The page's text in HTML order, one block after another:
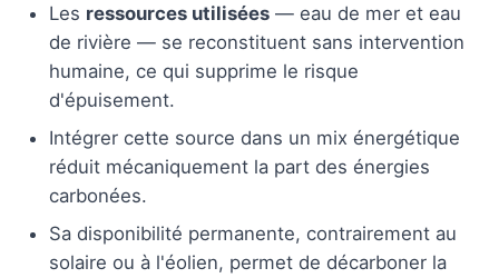
Les ressources utilisées — eau de mer et eau
de rivière — se reconstituent sans intervention
humaine, ce qui supprime le risque
d'épuisement.
Intégrer cette source dans un mix énergétique
réduit mécaniquement la part des énergies
carbonées.
Sa disponibilité permanente, contrairement au
solaire ou à l'éolien, permet de décarboner la